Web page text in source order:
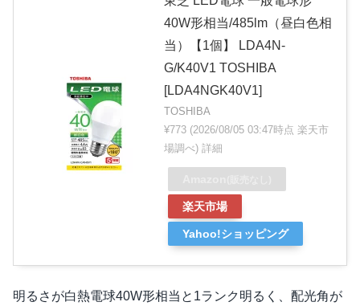
40W形相当/485lm（昼白色相
当）【1個】 LDA4N-
G/K40V1 TOSHIBA
[LDA4NGK40V1]
TOSHIBA
¥773 (2026/08/05 03:47時点 楽天市
場調べ) 詳細
楽天市場
Yahoo!ショッピング
明るさが白熱電球40W形相当と1ランク明るく、配光角が